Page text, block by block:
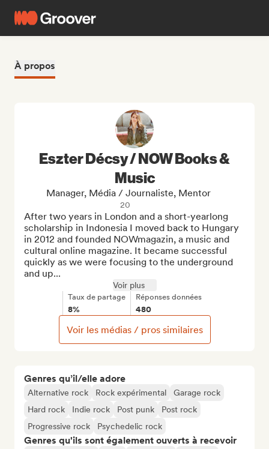
À propos
Genres qu’il/elle adore
Alternative rock Rock expérimental
Garage rock
Hard rock
Indie rock Post punk
Post rock
Progressive rock
Psychedelic rock
Genres qu'ils sont également ouverts à recevoir
Eszter Décsy / NOW Books &
Music
Manager, Média / Journaliste, Mentor
20
After two years in London and a short-yearlong
scholarship in Indonesia I moved back to Hungary
in 2012 and founded NOWmagazin, a music and
cultural online magazine. It became successful
quickly as we were focusing to the underground
and up...
Voir plus
Taux de partage
8%
Réponses données
480
Voir les médias / pros similaires